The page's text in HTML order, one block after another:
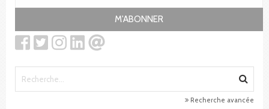
M'ABONNER
Recherche avancée